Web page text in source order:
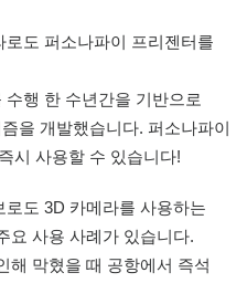
도 퍼소나파이 프리젠터를
행 한 수년간을 기반으로
을 개발했습니다. 퍼소나파이
시 사용할 수 있습니다!
도 3D 카메라를 사용하는
요 사용 사례가 있습니다.
해 막혔을 때 공항에서 즉석